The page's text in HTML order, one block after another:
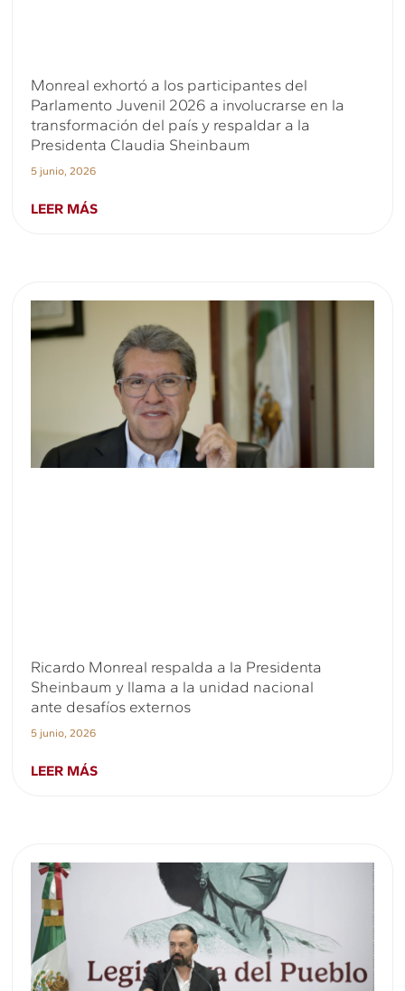
Monreal exhortó a los participantes del
Parlamento Juvenil 2026 a involucrarse en la
transformación del país y respaldar a la
Presidenta Claudia Sheinbaum
5 junio, 2026
LEER MÁS
Ricardo Monreal respalda a la Presidenta
Sheinbaum y llama a la unidad nacional
ante desafíos externos
5 junio, 2026
LEER MÁS